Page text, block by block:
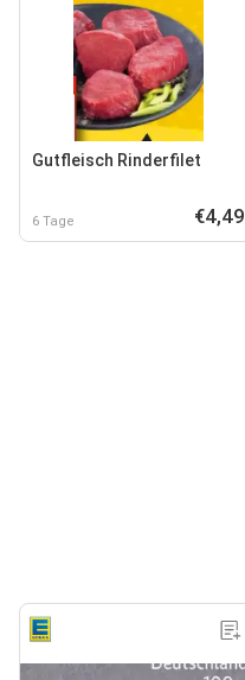
Gutfleisch Rinderfilet
6 Tage €4,49